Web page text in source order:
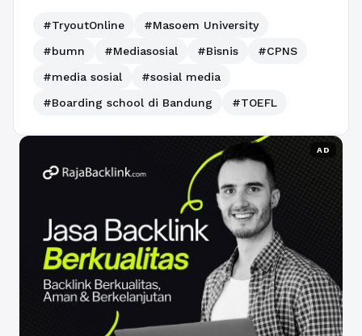
#TryoutOnline
#Masoem University
#bumn
#Mediasosial #Bisnis
#CPNS
#media sosial
#sosial media
#Boarding school di Bandung
#TOEFL
AD